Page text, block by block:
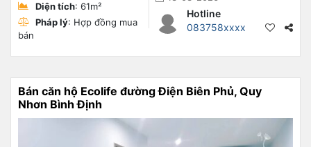
Diện tích: 61m²
Pháp lý: Hợp đồng mua
bán
Hotline
083758xxxx
Bán căn hộ Ecolife đường Điện Biên Phủ, Quy
Nhơn Bình Định